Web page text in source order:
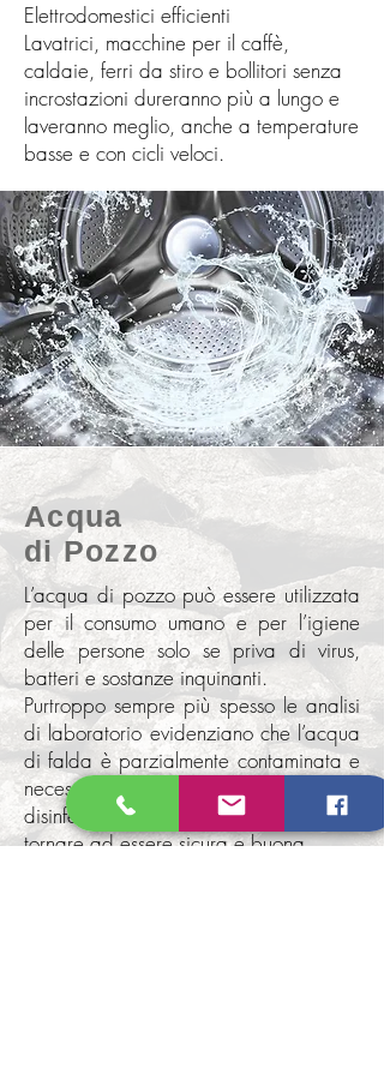
Elettrodomestici efficienti
Lavatrici, macchine per il caffè,
caldaie, ferri da stiro e bollitori senza
incrostazioni dureranno più a lungo e
laveranno meglio, anche a temperature
basse e con cicli veloci.
Acqua
di Pozzo
L’acqua di pozzo può essere utilizzata
per il consumo umano e per l’igiene
delle persone solo se priva di virus,
batteri e sostanze inquinanti.
Purtroppo sempre più spesso le analisi
di laboratorio evidenziano che l’acqua
di falda è parzialmente contaminata e
necessita di appositi sistemi di
disinfezione e trattamento per poter
tornare ad essere sicura e buona.